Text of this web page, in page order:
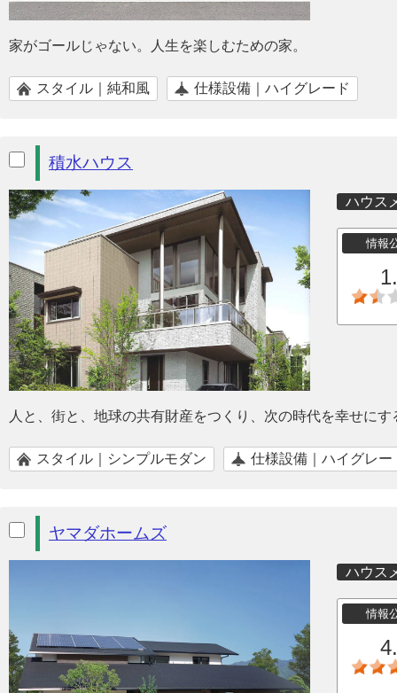
家がゴールじゃない。人生を楽しむための家。
スタイル｜純和風 仕様設備｜ハイグレード
積水ハウス
ハウス
情報
人と、街と、地球の共有財産をつくり、次の時代を幸せに
スタイル｜シンプルモダン 仕様設備｜ハイグレー
ヤマダホームズ
ハウス
情報